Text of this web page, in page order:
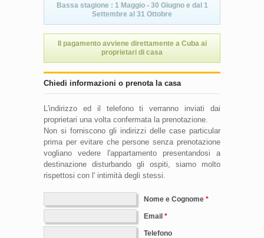
Bassa stagione : 1 Maggio - 30 Giugno e dal 1
Settembre al 31 Ottobre
Il pagamento avviene direttamente a Cuba ai
proprietari di casa
Chiedi informazioni o prenota la casa
L'indirizzo ed il telefono ti verranno inviati dai
proprietari una volta confermata la prenotazione.
Non si forniscono gli indirizzi delle case particular
prima per evitare che persone senza prenotazione
vogliano vedere l'appartamento presentandosi a
destinazione disturbando gli ospiti, siamo molto
rispettosi con l' intimità degli stessi.
Nome e Cognome
Email
Telefono